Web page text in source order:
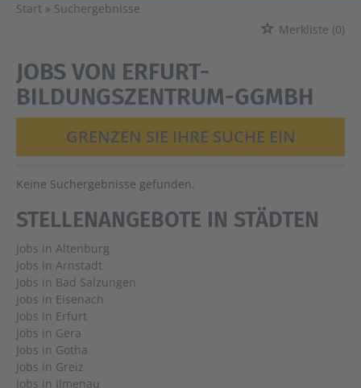
Start
Suchergebnisse
Merkliste (0)
JOBS VON ERFURT-
BILDUNGSZENTRUM-GGMBH
GRENZEN SIE IHRE SUCHE EIN
Keine Suchergebnisse gefunden.
STELLENANGEBOTE IN STÄDTEN
Jobs in Altenburg
Jobs in Arnstadt
Jobs in Bad Salzungen
Jobs in Eisenach
Jobs in Erfurt
Jobs in Gera
Jobs in Gotha
Jobs in Greiz
Jobs in Ilmenau